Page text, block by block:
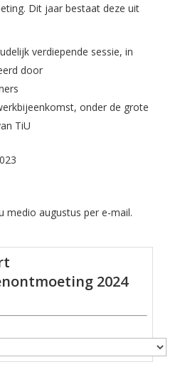
Dit jaar bestaat deze uit
verdiepende sessie, in
door
onder de grote
TiU
medio augustus per e-mail.
2024